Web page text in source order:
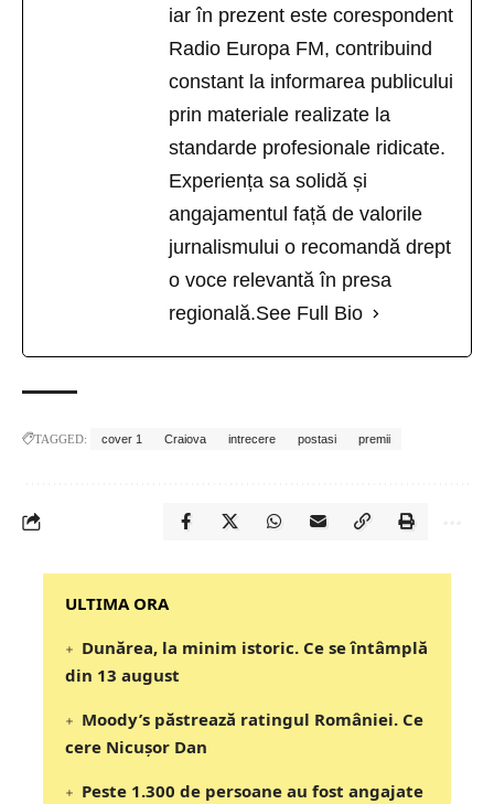
iar în prezent este corespondent
Radio Europa FM, contribuind
constant la informarea publicului
prin materiale realizate la
standarde profesionale ridicate.
Experiența sa solidă și
angajamentul față de valorile
jurnalismului o recomandă drept
o voce relevantă în presa
regională.See Full Bio
TAGGED: cover 1 Craiova intrecere postasi premii
‎‎‎‎‎‎‎ULTIMA ORA
Dunărea, la minim istoric. Ce se întâmplă
din 13 august
Moody’s păstrează ratingul României. Ce
cere Nicușor Dan
Peste 1.300 de persoane au fost angajate